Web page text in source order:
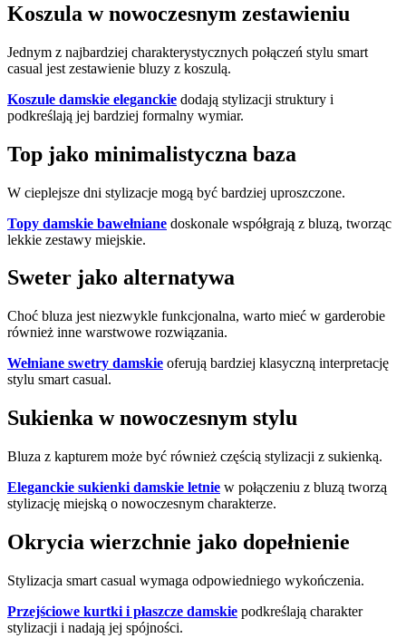
Koszula w nowoczesnym zestawieniu
Jednym z najbardziej charakterystycznych połączeń stylu smart
casual jest zestawienie bluzy z koszulą.
Koszule damskie eleganckie dodają stylizacji struktury i
podkreślają jej bardziej formalny wymiar.
Top jako minimalistyczna baza
W cieplejsze dni stylizacje mogą być bardziej uproszczone.
Topy damskie bawełniane doskonale współgrają z bluzą, tworząc
lekkie zestawy miejskie.
Sweter jako alternatywa
Choć bluza jest niezwykle funkcjonalna, warto mieć w garderobie
również inne warstwowe rozwiązania.
Wełniane swetry damskie oferują bardziej klasyczną interpretację
stylu smart casual.
Sukienka w nowoczesnym stylu
Bluza z kapturem może być również częścią stylizacji z sukienką.
Eleganckie sukienki damskie letnie w połączeniu z bluzą tworzą
stylizację miejską o nowoczesnym charakterze.
Okrycia wierzchnie jako dopełnienie
Stylizacja smart casual wymaga odpowiedniego wykończenia.
Przejściowe kurtki i płaszcze damskie podkreślają charakter
stylizacji i nadają jej spójności.